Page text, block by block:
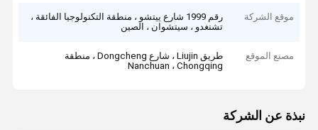
موقع الشركة
رقم 1999 شارع ييتشو ، منطقة التكنولوجيا الفائقة ،
تشنغدو ، سيتشوان ، الصين
مصنع الموقع
طريق Liujin ، شارع Dongcheng ، منطقة
Nanchuan ، Chongqing
نبذة عن الشركة